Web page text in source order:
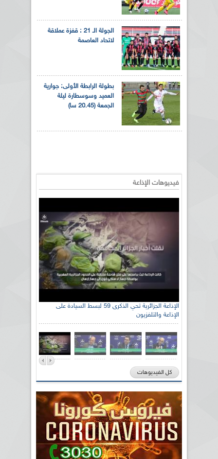
الجولة الـ 21 : قفزة عملاقة
لاتحاد العاصمة
بطولة الرابطة الأولى: جوارية
العميد وسوسطارة ليلة
الجمعة (20.45 سا)
فيديوهات الإذاعة
الإذاعة الجزائرية تحي الذكرى 59 لبسط السيادة على
الإذاعة والتلفزيون
كل الفيديوهات